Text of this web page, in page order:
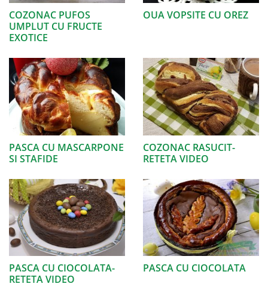
COZONAC PUFOS
UMPLUT CU FRUCTE
EXOTICE
OUA VOPSITE CU OREZ
PASCA CU MASCARPONE
SI STAFIDE
COZONAC RASUCIT-
RETETA VIDEO
PASCA CU CIOCOLATA-
RETETA VIDEO
PASCA CU CIOCOLATA